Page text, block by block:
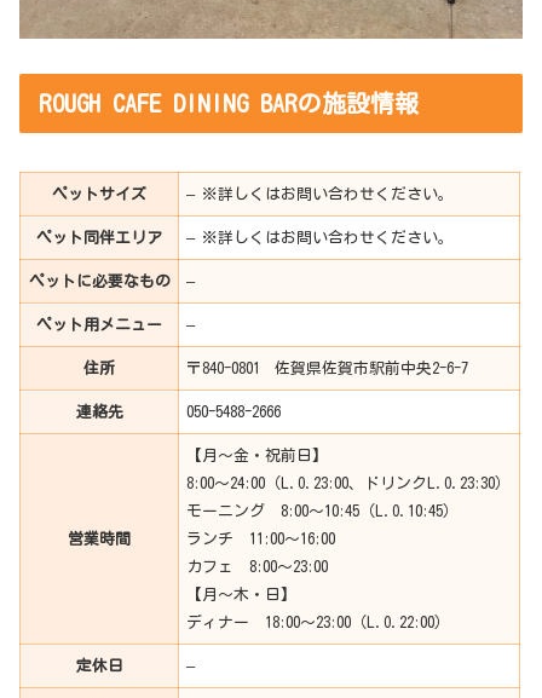
ROUGH CAFE DINING BARの施設情報
ペットサイズ – ※詳しくはお問い合わせください。
ペット同伴エリア – ※詳しくはお問い合わせください。
ペットに必要なもの –
ペット用メニュー –
住所 〒840-0801 佐賀県佐賀市駅前中央2-6-7
連絡先 050-5488-2666
営業時間
【月～金・祝前日】
8:00～24:00（L.O.23:00、ドリンクL.O.23:30）
モーニング 8:00～10:45（L.O.10:45）
ランチ 11:00～16:00
カフェ 8:00～23:00
【月～木・日】
ディナー 18:00～23:00（L.O.22:00）
定休日 –